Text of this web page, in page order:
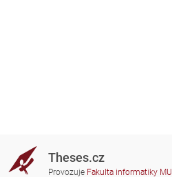
Theses.cz
Provozuje Fakulta informatiky MU